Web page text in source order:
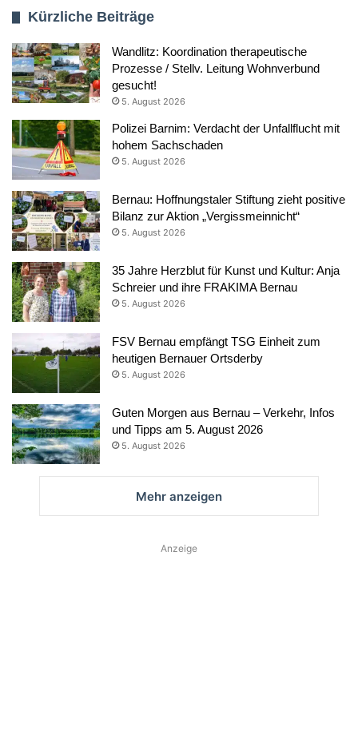
Kürzliche Beiträge
Wandlitz: Koordination therapeutische
Prozesse / Stellv. Leitung Wohnverbund
gesucht!
5. August 2026
Polizei Barnim: Verdacht der Unfallflucht mit
hohem Sachschaden
5. August 2026
Bernau: Hoffnungstaler Stiftung zieht positive
Bilanz zur Aktion „Vergissmeinnicht“
5. August 2026
35 Jahre Herzblut für Kunst und Kultur: Anja
Schreier und ihre FRAKIMA Bernau
5. August 2026
FSV Bernau empfängt TSG Einheit zum
heutigen Bernauer Ortsderby
5. August 2026
Guten Morgen aus Bernau – Verkehr, Infos
und Tipps am 5. August 2026
5. August 2026
Mehr anzeigen
Anzeige